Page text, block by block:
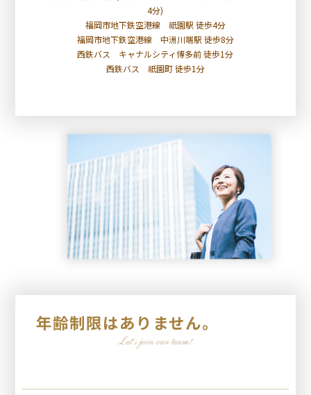
4分)
福岡市地下鉄空港線 祇園駅 徒歩4分
福岡市地下鉄空港線 中洲川端駅 徒歩8分
西鉄バス キャナルシティ博多前 徒歩1分
西鉄バス 祇園町 徒歩1分
年齢制限はありません。